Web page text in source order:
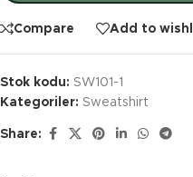
Compare Add to
Stok kodu: SW101-1
Kategoriler: Sweatshirt
Share: